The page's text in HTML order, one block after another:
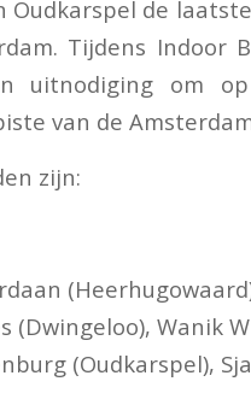
Oudkarspel de
Tijdens
uitnodiging om
van de
zijn:
(Dwingeloo), Wanik
(Oudkarspel),